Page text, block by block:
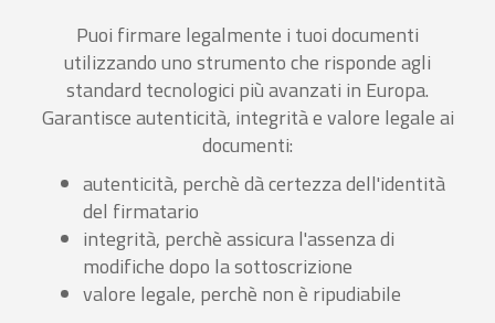
Puoi firmare legalmente i tuoi documenti
utilizzando uno strumento che risponde agli
standard tecnologici più avanzati in Europa.
Garantisce autenticità, integrità e valore legale ai
documenti:
autenticità, perchè dà certezza dell'identità
del firmatario
integrità, perchè assicura l'assenza di
modifiche dopo la sottoscrizione
valore legale, perchè non è ripudiabile